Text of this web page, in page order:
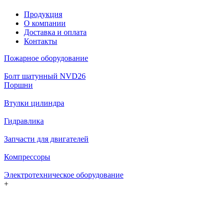
Продукция
О компании
Доставка и оплата
Контакты
Пожарное оборудование
Болт шатунный NVD26
Поршни
Втулки цилиндра
Гидравлика
Запчасти для двигателей
Компрессоры
Электротехническое оборудование
+